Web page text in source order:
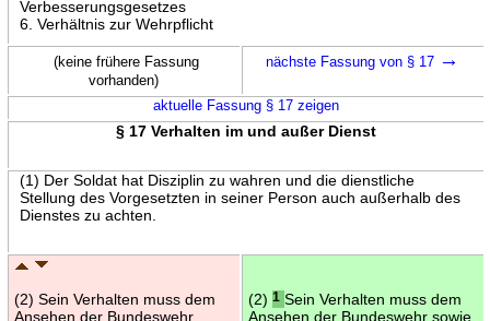
Verbesserungsgesetzes
6. Verhältnis zur Wehrpflicht
(keine frühere Fassung
vorhanden)
nächste Fassung von § 17 →
aktuelle Fassung § 17 zeigen
§ 17 Verhalten im und außer Dienst
(1) Der Soldat hat Disziplin zu wahren und die dienstliche
Stellung des Vorgesetzten in seiner Person auch außerhalb des
Dienstes zu achten.
(2) Sein Verhalten muss dem
Ansehen der Bundeswehr
(2) 1 Sein Verhalten muss dem
Ansehen der Bundeswehr sowie